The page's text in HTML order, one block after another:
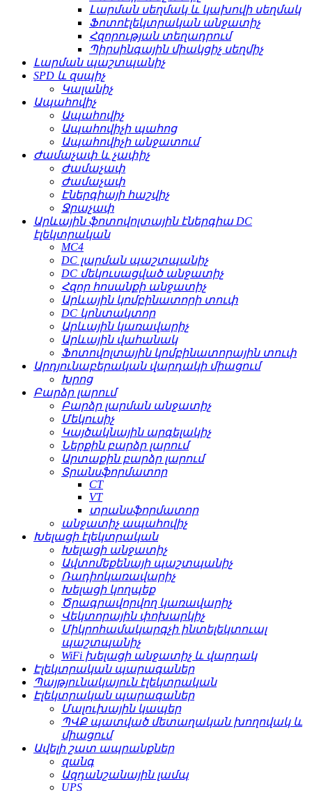
Լարման սեղմակ և կախովի սեղմակ
Ֆոտոէլեկտրական անջատիչ
Հզորության տեղադրում
Պիրսինգային միակցիչ սեղմիչ
Լարման պաշտպանիչ
SPD և զսպիչ
Կալանիչ
Ապահովիչ
Ապահովիչ
Ապահովիչի պահոց
Ապահովիչի անջատում
Ժամաչափ և չափիչ
Ժամաչափ
Ժամաչափ
Էներգիայի հաշվիչ
Ջրաչափ
Արևային ֆոտովոլտային էներգիա DC
էլեկտրական
MC4
DC լարման պաշտպանիչ
DC մեկուսացված անջատիչ
Հզոր հոսանքի անջատիչ
Արևային կոմբինատորի տուփ
DC կոնտակտոր
Արևային կառավարիչ
Արևային վահանակ
Ֆոտովոլտային կոմբինատորային տուփ
Արդյունաբերական վարդակի միացում
Խրոց
Բարձր լարում
Բարձր լարման անջատիչ
Մեկուսիչ
Կայծակնային արգելակիչ
Ներքին բարձր լարում
Արտաքին բարձր լարում
Տրանսֆորմատոր
CT
VT
տրանսֆորմատոր
անջատիչ ապահովիչ
Խելացի էլեկտրական
Խելացի անջատիչ
Ավտոմեքենայի պաշտպանիչ
Ռադիոկառավարիչ
Խելացի կողպեք
Ծրագրավորվող կառավարիչ
Վեկտորային փոխարկիչ
Միկրոհամակարգչի ինտելեկտուալ
պաշտպանիչ
WiFi խելացի անջատիչ և վարդակ
Էլեկտրական պարագաներ
Պայթյունակայուն էլեկտրական
Էլեկտրական պարագաներ
Մալուխային կապեր
ՊՎՔ պատված մետաղական խողովակ և
միացում
Ավելի շատ ապրանքներ
զանգ
Ազդանշանային լամպ
UPS